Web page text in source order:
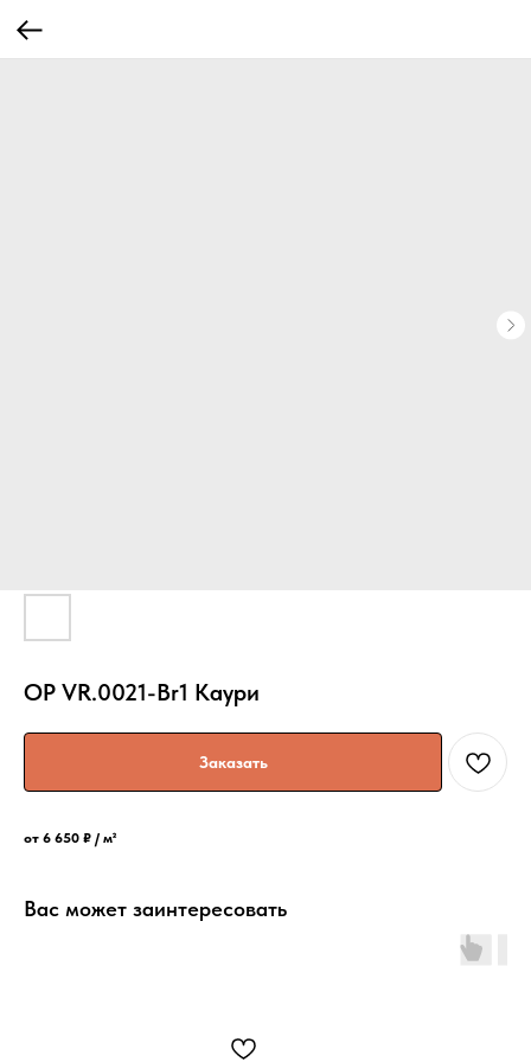
OP VR.0021-Br1 Каури
Заказать
от 6 650 ₽ / м²
Вас может заинтересовать